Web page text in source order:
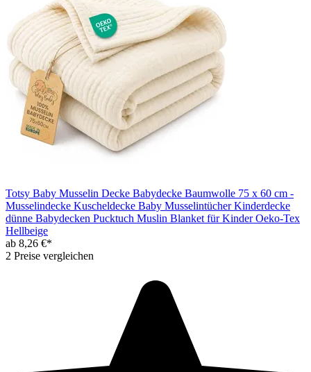
Totsy Baby Musselin Decke Babydecke Baumwolle 75 x 60 cm -
Musselindecke Kuscheldecke Baby Musselintücher Kinderdecke
dünne Babydecken Pucktuch Muslin Blanket für Kinder Oeko-Tex
Hellbeige
ab 8,26 €*
2 Preise vergleichen